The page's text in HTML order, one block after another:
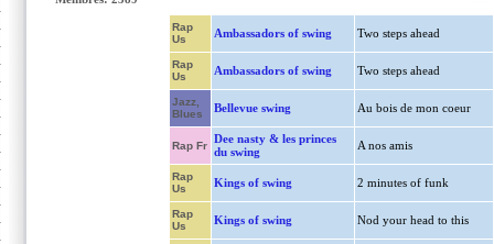
Rap
Us
Ambassadors of swing Two steps ahead
Rap
Us
Ambassadors of swing Two steps ahead
Jazz,
Blues
Bellevue swing Au bois de mon coeur
Rap Fr
Dee nasty & les princes
du swing
A nos amis
Rap
Us
Kings of swing 2 minutes of funk
Rap
Us
Kings of swing Nod your head to this